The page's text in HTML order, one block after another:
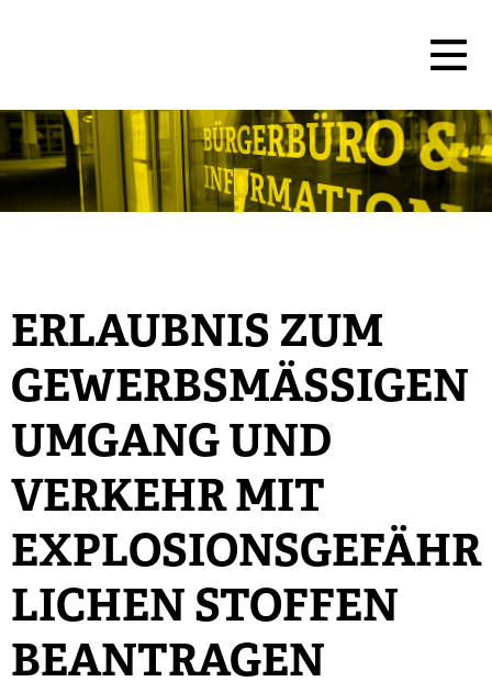
ERLAUBNIS ZUM
GEWERBSMÄSSIGEN U
MGANG UND V
ERKEHR MIT E
XPLOSIONSGEFÄHRL
ICHEN STOFFEN B
EANTRAGEN